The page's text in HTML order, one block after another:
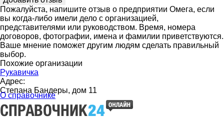
Пожалуйста, напишите отзыв о предприятии Омега, если
вы когда-либо имели дело с организацией,
представителями или руководством. Время, номера
договоров, фотографии, имена и фамилии приветствуются.
Ваше мнение поможет другим людям сделать правильный
выбор.
Похожие организации
Рукавичка
Адрес:
Степана Бандеры, дом 11
О справочнике